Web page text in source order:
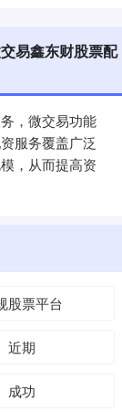
易鑫东财股票配
，微交易功能
服务覆盖广泛
，从而提高资
股票平台
近期
成功